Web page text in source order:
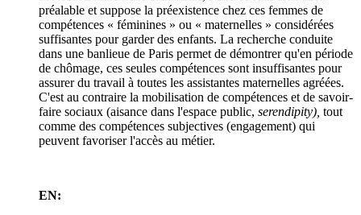
préalable et suppose la préexistence chez ces femmes de
compétences « féminines » ou « maternelles » considérées
suffisantes pour garder des enfants. La recherche conduite
dans une banlieue de Paris permet de démontrer qu'en période
de chômage, ces seules compétences sont insuffisantes pour
assurer du travail à toutes les assistantes maternelles agréées.
C'est au contraire la mobilisation de compétences et de savoir-
faire sociaux (aisance dans l'espace public, serendipity), tout
comme des compétences subjectives (engagement) qui
peuvent favoriser l'accès au métier.
EN: